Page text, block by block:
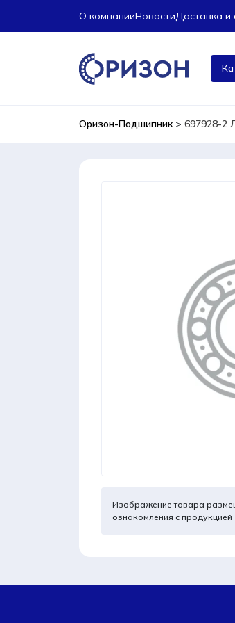
О компанииНовостиДоставка и
Оризон-Подшипник> 697928-2
Изображение товара
ознакомления с продукцией